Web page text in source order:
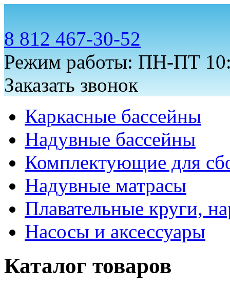
8 812 467-30-52
Режим работы: ПН-ПТ
Заказать звонок
Каркасные бассейны
Надувные бассейны
Комплектующие для
Надувные матрасы
Плавательные круги,
Насосы и аксессуары
Каталог товаров